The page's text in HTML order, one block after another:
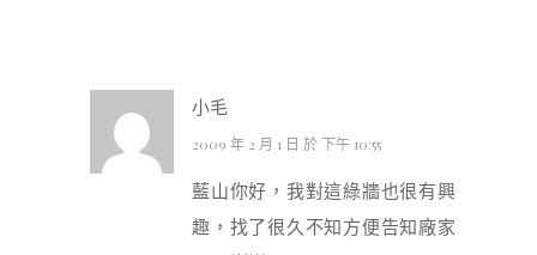
小毛
2009 年 2 月 1 日 於 下午 10:55
藍山你好，我對這綠牆也很有興
趣，找了很久不知方便告知廠家